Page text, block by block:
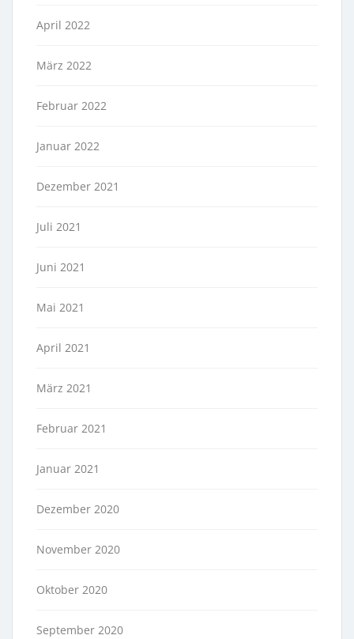
April 2022
März 2022
Februar 2022
Januar 2022
Dezember 2021
Juli 2021
Juni 2021
Mai 2021
April 2021
März 2021
Februar 2021
Januar 2021
Dezember 2020
November 2020
Oktober 2020
September 2020